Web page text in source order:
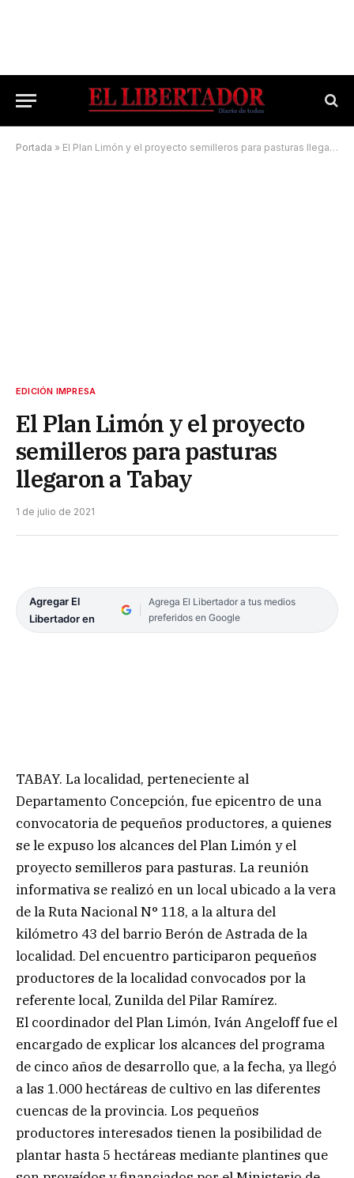
Portada » El Plan Limón y el proyecto semilleros para pasturas llegaron a Tabay
EDICIÓN IMPRESA
El Plan Limón y el proyecto
semilleros para pasturas
llegaron a Tabay
1 de julio de 2021
Agregar El
Libertador en
Agrega El Libertador a tus medios
preferidos en Google
TABAY. La localidad, perteneciente al
Departamento Concepción, fue epicentro de una
convocatoria de pequeños productores, a quienes
se le expuso los alcances del Plan Limón y el
proyecto semilleros para pasturas. La reunión
informativa se realizó en un local ubicado a la vera
de la Ruta Nacional N° 118, a la altura del
kilómetro 43 del barrio Berón de Astrada de la
localidad. Del encuentro participaron pequeños
productores de la localidad convocados por la
referente local, Zunilda del Pilar Ramírez.
El coordinador del Plan Limón, Iván Angeloff fue el
encargado de explicar los alcances del programa
de cinco años de desarrollo que, a la fecha, ya llegó
a las 1.000 hectáreas de cultivo en las diferentes
cuencas de la provincia. Los pequeños
productores interesados tienen la posibilidad de
plantar hasta 5 hectáreas mediante plantines que